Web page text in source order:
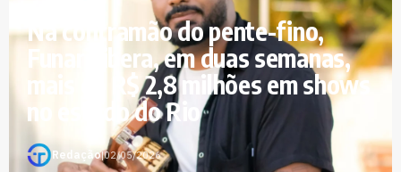
Na contramão do pente-fino,
Funarj libera, em duas semanas,
mais de R$ 2,8 milhões em shows
no estado do Rio
Redação|02/05/2026